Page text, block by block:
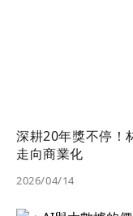
深耕20年獎不停
走向商業化
2026/04/14